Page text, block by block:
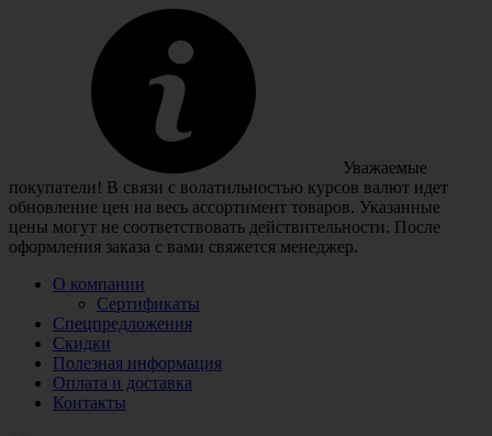
Уважаемые
покупатели! В связи с волатильностью курсов валют идет
обновление цен на весь ассортимент товаров. Указанные
цены могут не соответствовать действительности. После
оформления заказа с вами свяжется менеджер.
О компании
Сертификаты
Спецпредложения
Скидки
Полезная информация
Оплата и доставка
Контакты